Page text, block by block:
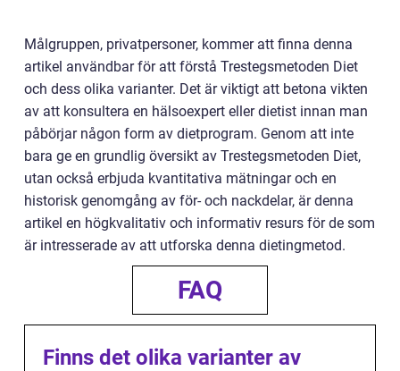
Målgruppen, privatpersoner, kommer att finna denna
artikel användbar för att förstå Trestegsmetoden Diet
och dess olika varianter. Det är viktigt att betona vikten
av att konsultera en hälsoexpert eller dietist innan man
påbörjar någon form av dietprogram. Genom att inte
bara ge en grundlig översikt av Trestegsmetoden Diet,
utan också erbjuda kvantitativa mätningar och en
historisk genomgång av för- och nackdelar, är denna
artikel en högkvalitativ och informativ resurs för de som
är intresserade av att utforska denna dietingmetod.
FAQ
Finns det olika varianter av